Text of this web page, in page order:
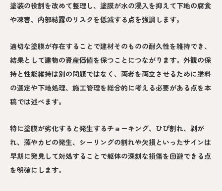
塗装の役割を改めて整理し、塗膜が水の浸入を抑えて下地の腐食
や凍害、内部結露のリスクを低減する点を強調します。
適切な塗膜が存在することで建材そのものの耐久性を維持でき、
結果として建物の資産価値を保つことにつながります。外観の保
持と性能維持は別の問題ではなく、両者を両立させるために塗料
の選定や下地処理、施工管理を総合的に考える必要がある点を本
稿では述べます。
特に塗膜が劣化すると発生するチョーキング、ひび割れ、剥が
れ、藻やカビの発生、シーリングの割れや欠損といったサインは
早期に発見して対処することで躯体の深刻な損傷を回避できる点
を明確にします。